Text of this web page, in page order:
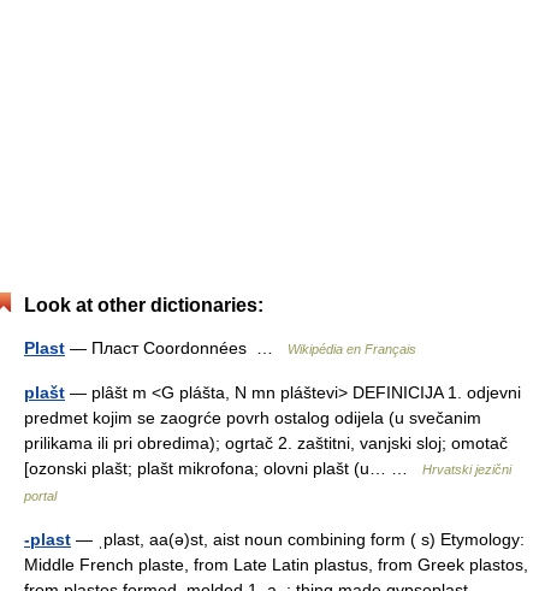
Look at other dictionaries:
Plast — Пласт Coordonnées … Wikipédia en Français
plašt — plȃšt m <G plášta, N mn pláštevi> DEFINICIJA 1. odjevni
predmet kojim se zaogrće povrh ostalog odijela (u svečanim
prilikama ili pri obredima); ogrtač 2. zaštitni, vanjski sloj; omotač
[ozonski plašt; plašt mikrofona; olovni plašt (u… …
Hrvatski jezični
portal
-plast — ˌplast, aa(ə)st, aist noun combining form ( s) Etymology:
Middle French plaste, from Late Latin plastus, from Greek plastos,